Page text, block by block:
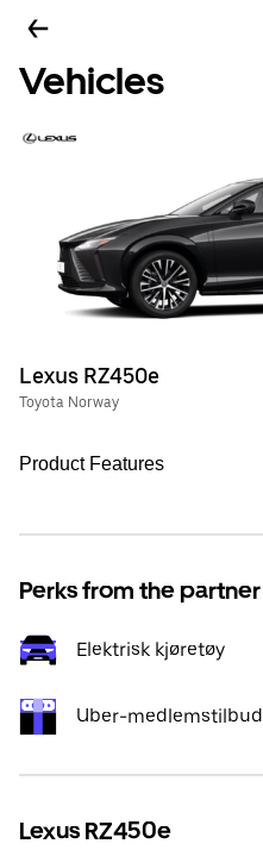
Vehicles
Lexus RZ450e
Toyota Norway
Product Features
Perks from the partner
Elektrisk kjøretøy
Uber-medlemstilbud
Lexus RZ450e